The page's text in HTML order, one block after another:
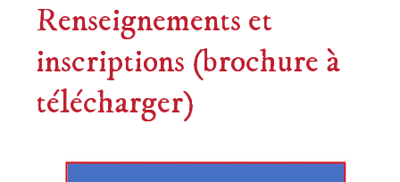
Renseignements et
inscriptions (brochure à
télécharger)